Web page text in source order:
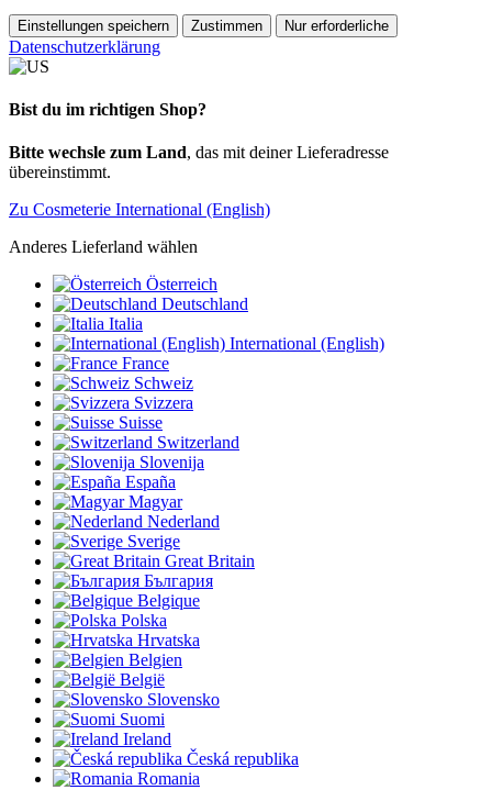
Einstellungen speichern Zustimmen Nur erforderliche
Datenschutzerklärung
Bist du im richtigen Shop?
Bitte wechsle zum Land, das mit deiner Lieferadresse
übereinstimmt.
Zu Cosmeterie International (English)
Anderes Lieferland wählen
Österreich
Deutschland
Italia
International (English)
France
Schweiz
Svizzera
Suisse
Switzerland
Slovenija
España
Magyar
Nederland
Sverige
Great Britain
България
Belgique
Polska
Hrvatska
Belgien
België
Slovensko
Suomi
Ireland
Česká republika
Romania